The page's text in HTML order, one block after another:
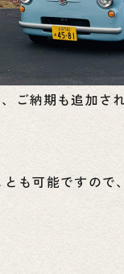
ご納期も追加さ
も可能ですの